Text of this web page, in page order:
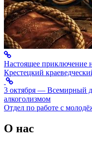
Настоящее приключение
Крестецкий
3 октября — Всемирный
алкоголизмом
Отдел по работе с
О нас